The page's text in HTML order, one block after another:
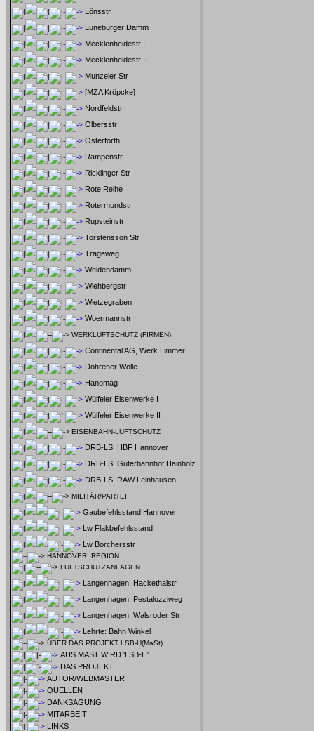
Lönsstr
Lüneburger Damm
Mecklenheidestr I
Mecklenheidestr II
Munzeler Str
[MZA Kröpcke]
Nordfeldstr
Olbersstr
Osterforth
Rampenstr
Ricklinger Str
Rote Reihe
Rotermundstr
Rupsteinstr
Torstensson Str
Trageweg
Weidendamm
Wiehbergstr
Wietzegraben
Woermannstr
WERKLUFTSCHUTZ (FIRMEN)
Continental AG, Werk Limmer
Döhrener Wolle
Hanomag
Wülfeler Eisenwerke I
Wülfeler Eisenwerke II
EISENBAHN-LUFTSCHUTZ
DRB-LS: HBF Hannover
DRB-LS: Güterbahnhof Hainholz
DRB-LS: RAW Leinhausen
MILITÄR/PARTEI
Gaubefehlsstand Hannover
Lw Flakbefehlsstand
Lw Borchersstr
HANNOVER, REGION
LUFTSCHUTZANLAGEN
Langenhagen: Hackethalstr
Langenhagen: Pestalozziweg
Langenhagen: Walsroder Str
Lehrte: Bahn Winkel
ÜBER DAS PROJEKT LSB-H(MaSt)
AUS MAST WIRD 'LSB-H'
DAS PROJEKT
AUTOR/WEBMASTER
QUELLEN
DANKSAGUNG
MITARBEIT
LINKS